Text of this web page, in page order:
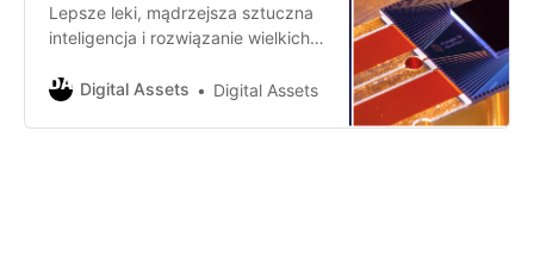
Lepsze leki, mądrzejsza sztuczna
inteligencja i rozwiązanie wielkich
niektóre z osiągnięć naukowych,
Digital Assets Digital Assets